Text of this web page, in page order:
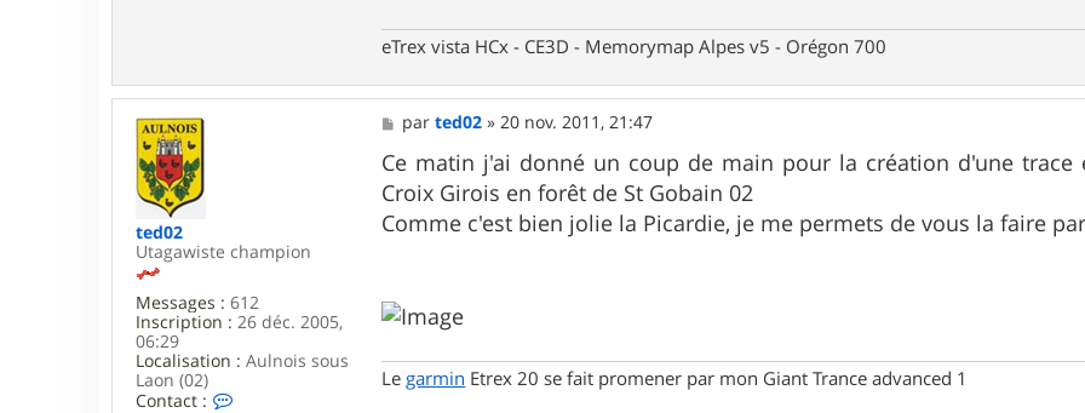
t
n
eTrex vista HCx - CE3D - Memorymap Alpes v5 - Orégon 700
ted02
Utagawiste champion
Messages : 612
Inscription : 26 déc. 2005,
06:29
Localisation : Aulnois sous
Laon (02)
Contact :
M
e
s
s
a
g
e
parted02 »20 nov. 2011, 21:47
Ce matin j'ai donné un coup de main pour la création d'une
Croix Girois en forêt de St Gobain 02
Comme c'est bien jolie la Picardie, je me permets de vous la faire
Le garmin Etrex 20 se fait promener par mon Giant Trance advanced 1